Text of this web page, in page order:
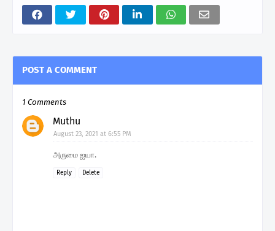
POST A COMMENT
1 Comments
Muthu
August 23, 2021 at 6:55 PM
அருமை ஐயா.
Reply Delete